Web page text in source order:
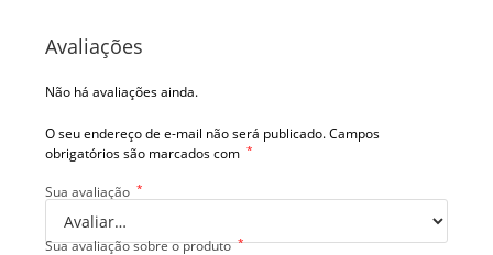
Avaliações
Não há avaliações ainda.
O seu endereço de e-mail não será publicado.Campos
obrigatórios são marcados com *
Sua avaliação *
Sua avaliação sobre o produto *